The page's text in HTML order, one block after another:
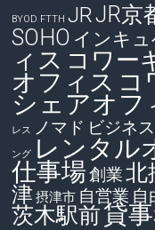
BYOD FTTH JRJR京
SOHO インキ
ィス コワー
オフィス コ
シェアオフ
レス ノマド ビジネス
ング レンタル
仕事場創業北
津摂津市 自営業 自
茨木駅前貸